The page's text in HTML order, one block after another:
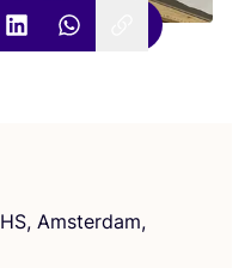
HS, Amster­dam,